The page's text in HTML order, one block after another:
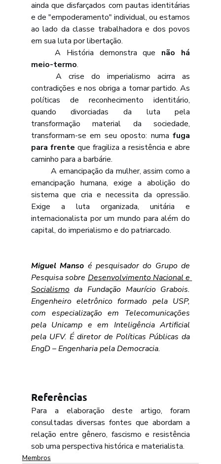
ainda que disfarçados com pautas identitárias
e de "empoderamento" individual, ou estamos
ao lado da classe trabalhadora e dos povos
em sua luta por libertação.
	A História demonstra que
não há
meio-termo.
contradições e nos obriga a tomar partido. As
políticas de reconhecimento identitário,
quando divorciadas da luta pela
transformação material da sociedade,
transformam-se em seu oposto: numa fuga
para frente que fragiliza a resistência e abre
caminho para a barbárie.
	A emancipação da mulher, assim como a
emancipação humana, exige a abolição do
sistema que cria e necessita da opressão.
Exige a luta organizada, unitária e
internacionalista por um mundo para além do
capital, do imperialismo e do patriarcado.
Miguel Manso é pesquisador do Grupo de
Pesquisa sobre Desenvolvimento Nacional e
Socialismo da Fundação Maurício Grabois.
Engenheiro eletrônico formado pela USP,
com especialização em Telecomunicações
pela Unicamp e em Inteligência Artificial
pela UFV. É diretor de Políticas Públicas da
EngD – Engenharia pela Democracia.
Referências
Para a elaboração deste artigo, foram
consultadas diversas fontes que abordam a
relação entre gênero, fascismo e resistência
sob uma perspectiva histórica e materialista.
Membros